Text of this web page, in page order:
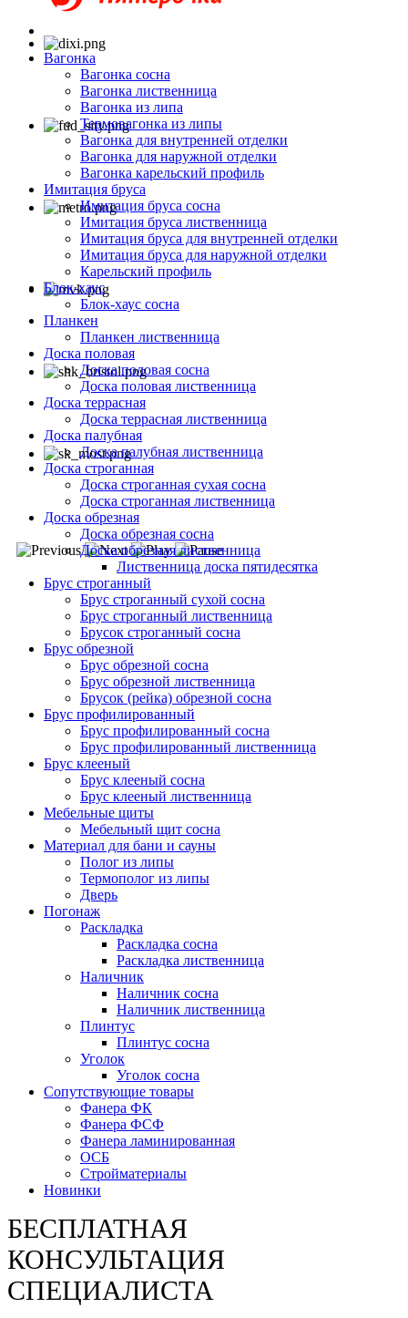
Вагонка
Вагонка сосна
Вагонка лиственница
Вагонка из липа
Термовагонка из липы
Вагонка для внутренней отделки
Вагонка для наружной отделки
Вагонка карельский профиль
Имитация бруса
Имитация бруса сосна
Имитация бруса лиственница
Имитация бруса для внутренней отделки
Имитация бруса для наружной отделки
Карельский профиль
Блок-хаус
Блок-хаус сосна
Планкен
Планкен лиственница
Доска половая
Доска половая сосна
Доска половая лиственница
Доска террасная
Доска террасная лиственница
Доска палубная
Доска палубная лиственница
Доска строганная
Доска строганная сухая сосна
Доска строганная лиственница
Доска обрезная
Доска обрезная сосна
Доска обрезная лиственница
Лиственница доска пятидесятка
Брус строганный
Брус строганный сухой сосна
Брус строганный лиственница
Брусок строганный сосна
Брус обрезной
Брус обрезной сосна
Брус обрезной лиственница
Брусок (рейка) обрезной сосна
Брус профилированный
Брус профилированный сосна
Брус профилированный лиственница
Брус клееный
Брус клееный сосна
Брус клееный лиственница
Мебельные щиты
Мебельный щит сосна
Материал для бани и сауны
Полог из липы
Термополог из липы
Дверь
Погонаж
Раскладка
Раскладка сосна
Раскладка лиственница
Наличник
Наличник сосна
Наличник лиственница
Плинтус
Плинтус сосна
Уголок
Уголок сосна
Сопутствующие товары
Фанера ФК
Фанера ФСФ
Фанера ламинированная
ОСБ
Стройматериалы
Новинки
БЕСПЛАТНАЯ
КОНСУЛЬТАЦИЯ
СПЕЦИАЛИСТА